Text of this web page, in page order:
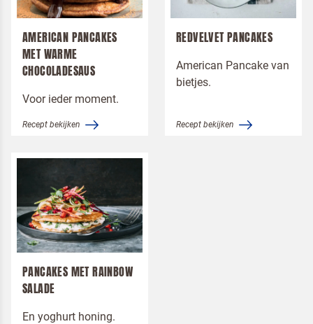
Pizza
Dessert
Koopmans Professioneel
Lunch
Tussendoor
Hoofdgerecht
Dessert
AMERICAN PANCAKES
MET WARME
CHOCOLADESAUS
Voor ieder moment.
Recept bekijken
REDVELVET PANCAKES
American Pancake van
bietjes.
Recept bekijken
PANCAKES MET RAINBOW
SALADE
En yoghurt honing.
Terugbelverzoek